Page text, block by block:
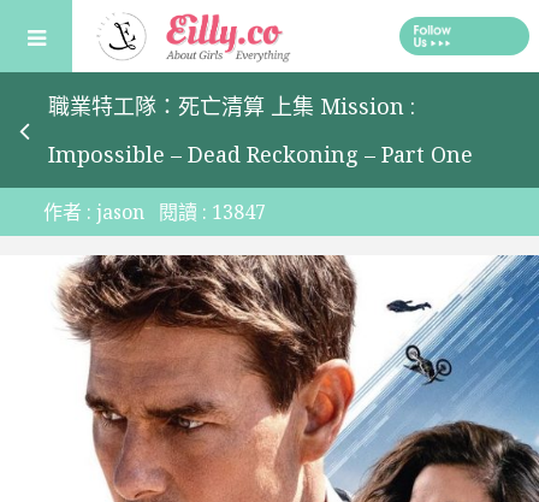
content
職業特工隊：死亡清算 上集 Mission :
Impossible – Dead Reckoning – Part One
作者 : jason 閱讀 : 13847